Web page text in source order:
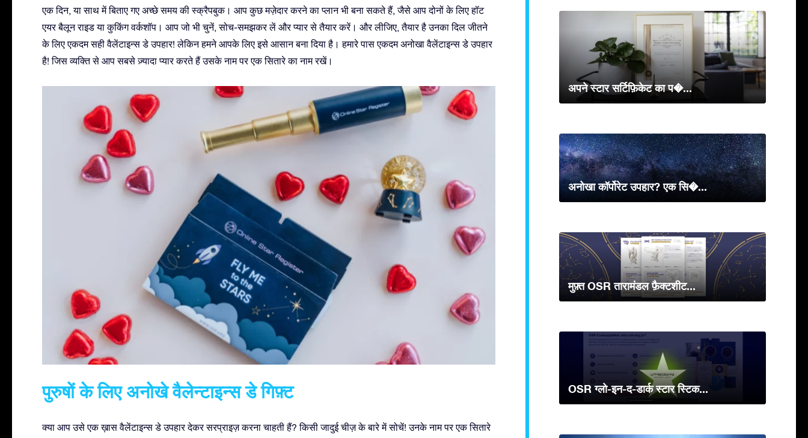
एक दिन, या साथ में बिताए गए अच्छे समय की स्क्रैपबुक। आप कुछ मज़ेदार करने का प्लान भी बना सकते हैं, जैसे आप दोनों के लिए हॉट
एयर बैलून राइड या कुकिंग वर्कशॉप। आप जो भी चुनें, सोच-समझकर लें और प्यार से तैयार करें। और लीजिए, तैयार है उनका दिल जीतने
के लिए एकदम सही वैलेंटाइन्स डे उपहार! लेकिन हमने आपके लिए इसे आसान बना दिया है। हमारे पास एकदम अनोखा वैलेंटाइन्स डे उपहार
है! जिस व्यक्ति से आप सबसे ज़्यादा प्यार करते हैं उसके नाम पर एक सितारे का नाम रखें।
पुरुषों के लिए अनोखे वैलेन्टाइन्स डे गिफ़्ट
क्या आप उसे एक ख़ास वैलेंटाइन्स डे उपहार देकर सरप्राइज़ करना चाहती हैं? किसी जादुई चीज़ के बारे में सोचें! उनके नाम पर एक सितारे
अपने स्टार सर्टिफ़िकेट का प�...
अनोखा कॉर्पोरेट उपहार? एक सि�...
मुफ़्त OSR तारामंडल फ़ैक्टशीट...
OSR ग्लो-इन-द-डार्क स्टार स्टिक...